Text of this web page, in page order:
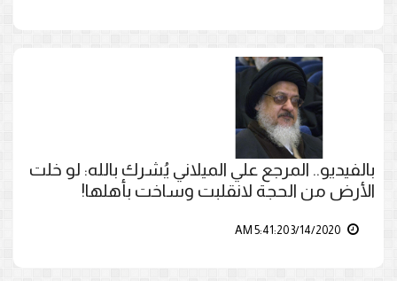
بالفيديو.. المرجع علي الميلاني يُشرك بالله: لو خلت
الأرض من الحجة لانقلبت وساخت بأهلها!